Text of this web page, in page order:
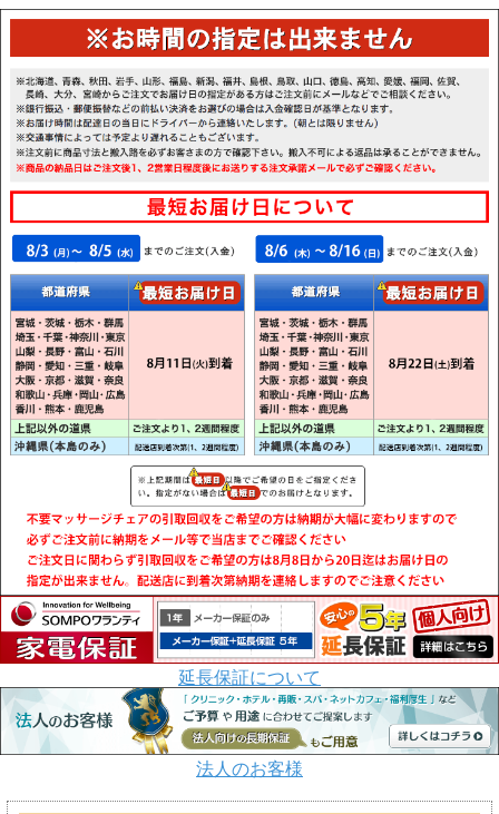
延長保証について
法人のお客様